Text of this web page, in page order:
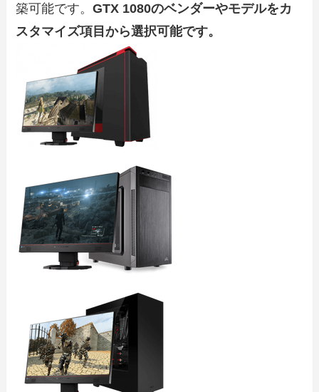
築可能です。GTX 1080のベンダーやモデルをカ
スタマイズ項目から選択可能です。